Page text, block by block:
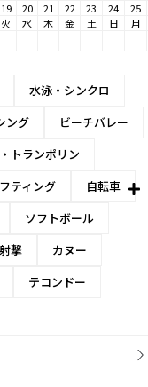
19 20 21 22 23 24
25
火 水 木 金 土 日 月
水泳・シンクロ
ング
ビーチバレー
トランポリン
ティング
自転車
ソフトボール
撃
カヌー
テコンドー